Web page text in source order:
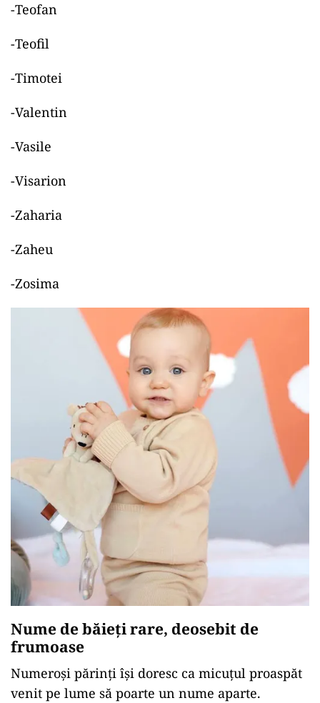
-Teofan
-Teofil
-Timotei
-Valentin
-Vasile
-Visarion
-Zaharia
-Zaheu
-Zosima
Nume de băieți rare, deosebit de
frumoase
Numeroși părinți își doresc ca micuțul proaspăt
venit pe lume să poarte un nume aparte.